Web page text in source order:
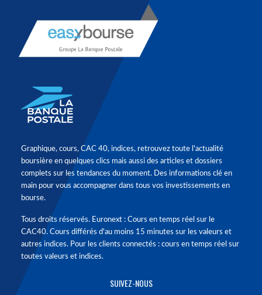
Graphique, cours, CAC 40, indices, retrouvez toute l'actualité
boursière en quelques clics mais aussi des articles et dossiers
complets sur les tendances du moment. Des informations clé en
main pour vous accompagner dans tous vos investissements en
bourse.
Tous droits réservés. Euronext : Cours en temps réel sur le
CAC40. Cours différés d'au moins 15 minutes sur les valeurs et
autres indices. Pour les clients connectés : cours en temps réel sur
toutes valeurs et indices.
SUIVEZ-NOUS